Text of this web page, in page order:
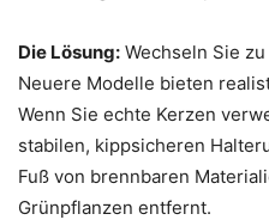
Die Lösung: Wechseln Sie
Neuere Modelle bieten
Wenn Sie echte Kerzen
stabilen, kippsicheren
Fuß von brennbaren
Grünpflanzen entfernt.